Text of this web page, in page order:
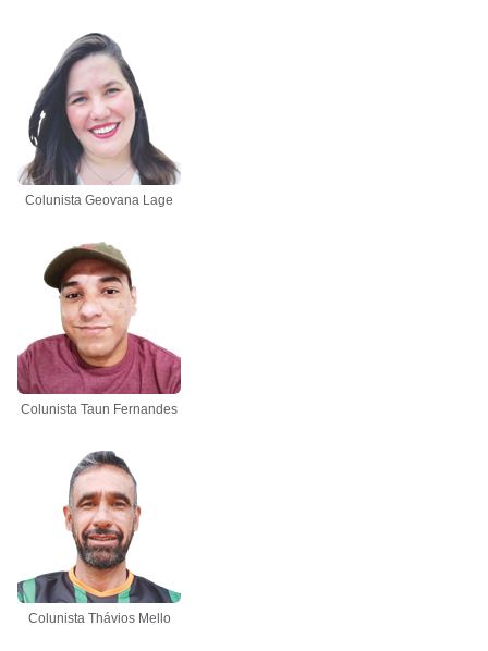
Colunista Geovana Lage
Colunista Taun Fernandes
Colunista Thávios Mello